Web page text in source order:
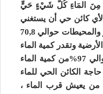
مِنَ المَاءِ كُلَّ شَيْءٍ حَيٍّ
لأي كائن حي أن يستغني
والمحيطات حوالي 8
,
70
وتقدر كمية الماء
الموجودة في المحيطات بحوالي 97%من كمية الماء
الكائن الحي للماء
من يعيش قرب الماء ،